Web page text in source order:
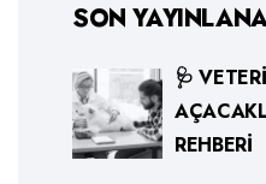
SON
🩺
REHBERI